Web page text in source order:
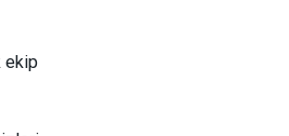
ekip